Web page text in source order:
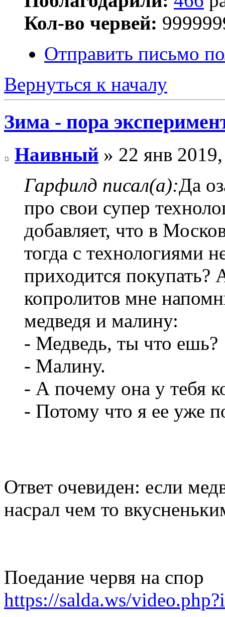
Кол-во червей:
Отправить письмо
Вернуться к началу
Зима - пора
Наивный » 22 янв
Гарфилд писал(а):Да
про свои супер
добавляет, что в
тогда с технологиями
приходится покупать?
копролитов мне
медведя и малину:
- Медведь, ты что ешь?
- Малину.
- А почему она у тебя
- Потому что я ее уже
Ответ очевиден: если
насрал чем то
Поедание червя на спор
https://salda.ws/